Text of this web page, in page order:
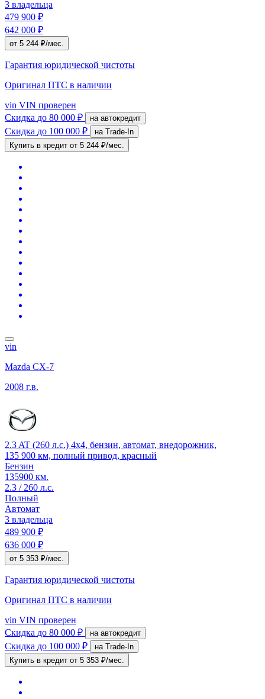
3 владельца
479 900 ₽
642 000 ₽
от 5 244 ₽/мес.
Гарантия юридической чистоты
Оригинал ПТС в наличии
vin VIN проверен
Скидка до 80 000 ₽ на автокредит
Скидка до 100 000 ₽
на Trade-In
Купить в кредит от 5 244 ₽/мес.
vin
Mazda CX-7
2008 г.в.
2.3 AT (260 л.с.) 4x4, бензин, автомат, внедорожник,
135 900 км, полный привод, красный
Бензин
135900 км.
2.3 / 260 л.с.
Полный
Автомат
3 владельца
489 900 ₽
636 000 ₽
от 5 353 ₽/мес.
Гарантия юридической чистоты
Оригинал ПТС в наличии
vin VIN проверен
Скидка до 80 000 ₽ на автокредит
Скидка до 100 000 ₽
на Trade-In
Купить в кредит от 5 353 ₽/мес.